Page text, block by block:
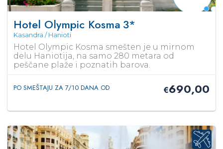
Hotel Olympic Kosma 3*
Kasandra / Hanioti
Hotel Olympic Kosma smešten je u mirnom
delu Haniotija, na samo 280 metara od
peščane plaže i poznatih barova.
PO SMEŠTAJU ZA 7/10 DANA OD €690,00